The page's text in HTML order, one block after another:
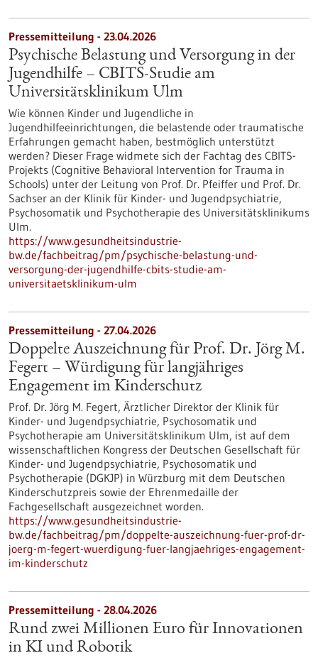
Pressemitteilung - 23.04.2026
Psychische Belastung und Versorgung in der
Jugendhilfe – CBITS-​Studie am
Universitätsklinikum Ulm
Wie können Kinder und Jugendliche in
Jugendhilfeeinrichtungen, die belastende oder traumatische
Erfahrungen gemacht haben, bestmöglich unterstützt
werden? Dieser Frage widmete sich der Fachtag des CBITS-​
Projekts (Cognitive Behavioral Intervention for Trauma in
Schools) unter der Leitung von Prof. Dr. Pfeiffer und Prof. Dr.
Sachser an der Klinik für Kinder-​ und Jugendpsychiatrie,
Psychosomatik und Psychotherapie des Universitätsklinikums
Ulm.
https://www.gesundheitsindustrie-
bw.de/fachbeitrag/pm/psychische-belastung-und-
versorgung-der-jugendhilfe-cbits-studie-am-
universitaetsklinikum-ulm
Pressemitteilung - 27.04.2026
Doppelte Auszeichnung für Prof. Dr. Jörg M.
Fegert – Würdigung für langjähriges
Engagement im Kinderschutz
Prof. Dr. Jörg M. Fegert, Ärztlicher Direktor der Klinik für
Kinder-​ und Jugendpsychiatrie, Psychosomatik und
Psychotherapie am Universitätsklinikum Ulm, ist auf dem
wissenschaftlichen Kongress der Deutschen Gesellschaft für
Kinder-​ und Jugendpsychiatrie, Psychosomatik und
Psychotherapie (DGKJP) in Würzburg mit dem Deutschen
Kinderschutzpreis sowie der Ehrenmedaille der
Fachgesellschaft ausgezeichnet worden.
https://www.gesundheitsindustrie-
bw.de/fachbeitrag/pm/doppelte-auszeichnung-fuer-prof-dr-
joerg-m-fegert-wuerdigung-fuer-langjaehriges-engagement-
im-kinderschutz
Pressemitteilung - 28.04.2026
Rund zwei Millionen Euro für Innovationen
in KI und Robotik